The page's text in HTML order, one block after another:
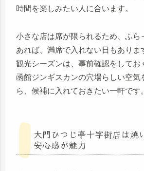
時間を楽しみたい人に合います。
小さな店は席が限られるため、ふら
あれば、満席で入れない日もありま
観光シーズンは、事前確認をしてお
函館ジンギスカンの穴場らしい空気
ら、候補に入れておきたい一軒です。
大門ひつじ亭十字街店は焼
安心感が魅力